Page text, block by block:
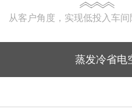
从客户角度，实现低投入车
蒸发冷省电